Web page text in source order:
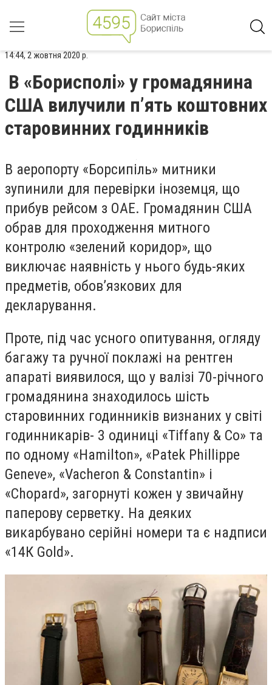
14:44, 2 жовтня 2020 р.
В «Борисполі» у громадянина
США вилучили п’ять коштовних
старовинних годинників
В аеропорту «Борсипіль» митники
зупинили для перевірки іноземця, що
прибув рейсом з ОАЕ. Громадянин США
обрав для проходження митного
контролю «зелений коридор», що
виключає наявність у нього будь-яких
предметів, обов’язкових для
декларування.
Проте, під час усного опитування, огляду
багажу та ручної поклажі на рентген
апараті виявилося, що у валізі 70-річного
громадянина знаходилось шість
старовинних годинників визнаних у світі
годинникарів- 3 одиниці «Tiffany & Co» та
по одному «Hamilton», «Patek Phillippe
Geneve», «Vacheron & Constantin» і
«Chopard», загорнуті кожен у звичайну
паперову серветку. На деяких
викарбувано серійні номери та є надписи
«14К Gold».